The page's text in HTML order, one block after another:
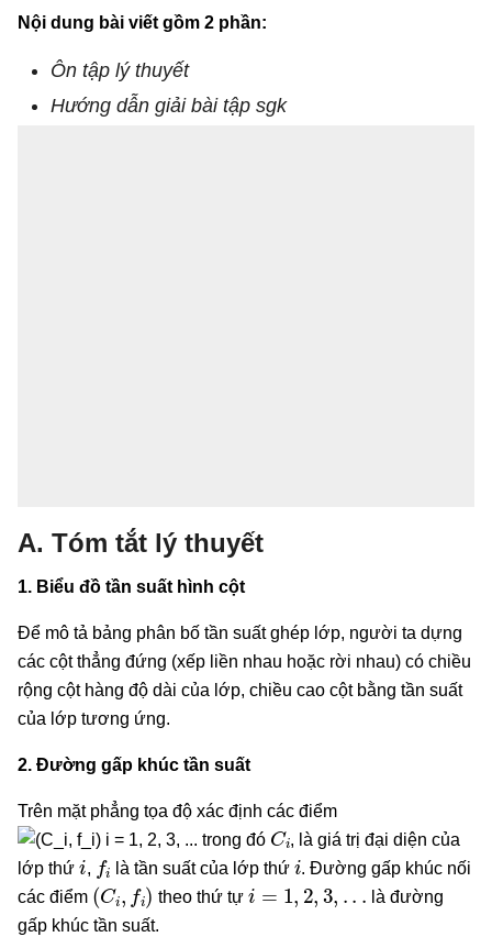
Nội dung bài viết gồm 2 phần:
Ôn tập lý thuyết
Hướng dẫn giải bài tập sgk
A. Tóm tắt lý thuyết
1. Biểu đồ tần suất hình cột
Để mô tả bảng phân bố tần suất ghép lớp, người ta dựng
các cột thẳng đứng (xếp liền nhau hoặc rời nhau) có chiều
rộng cột hàng độ dài của lớp, chiều cao cột bằng tần suất
của lớp tương ứng.
2. Đường gấp khúc tần suất
Trên mặt phẳng tọa độ xác định các điểm
trong đó
Ci
, là giá trị đại diện của
lớp thứ
i
,
fi
là tần suất của lớp thứ
i
. Đường gấp khúc nối
các điểm
(Ci )
theo thứ tự
i= 2 3, ..
là đường
gấp khúc tần suất.